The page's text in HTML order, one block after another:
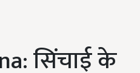
सिंचाई के